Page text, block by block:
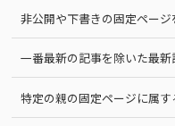
非公開や下書きの固定ペー
一番最新の記事を除いた最
特定の親の固定ページに属